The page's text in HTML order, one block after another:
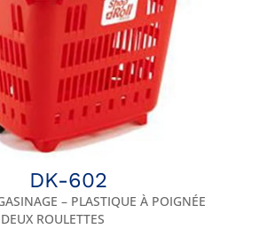
DK-602
– PLASTIQUE À POIGNÉE
ROULETTES